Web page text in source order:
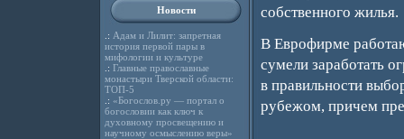
Новости
.: Адам и Лилит: запретная
история первой пары в
мифологии и культуре
.: Главные православные
монастыри Тверской области:
ТОП-5
.: «Богослов.ру — портал о
богословии как ключ к
духовному просвещению и
научному осмыслению веры»
собственного жилья.
В Еврофирме
сумели заработать
в правильности
рубежом, причем